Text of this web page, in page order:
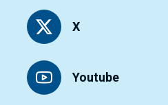
X
Youtube